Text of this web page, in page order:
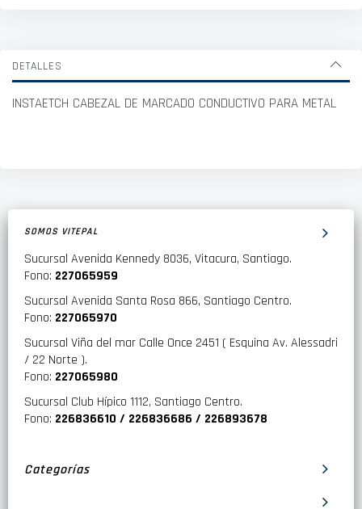
DETALLES
INSTAETCH CABEZAL DE MARCADO CONDUCTIVO PARA METAL
SOMOS VITEPAL
Sucursal Avenida Kennedy 8036, Vitacura, Santiago.
Fono: 227065959
Sucursal Avenida Santa Rosa 866, Santiago Centro.
Fono: 227065970
Sucursal Viña del mar Calle Once 2451 ( Esquina Av. Alessadri
/ 22 Norte ).
Fono: 227065980
Sucursal Club Hípico 1112, Santiago Centro.
Fono: 226836610 / 226836686 / 226893678
Categorías